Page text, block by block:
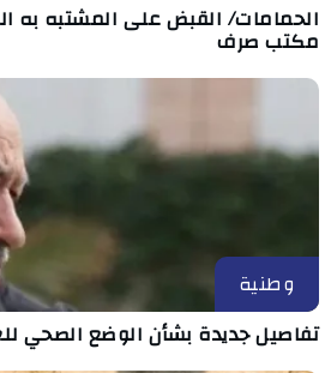
الحمامات/ القبض على المشتبه به
مكتب صرف
وطنية
تفاصيل جديدة بشأن الوضع الصحي